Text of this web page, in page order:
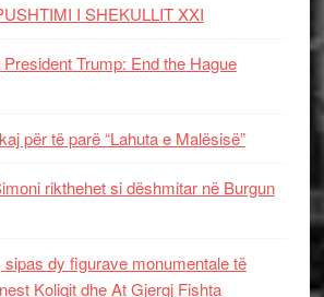
I SHEKULLIT XXI
President Trump: End the Hague
për të parë “Lahuta e Malësisë”
rikthehet si dëshmitar në Burgun
dy figurave monumentale të
Koliqit dhe At Gjergj Fishta